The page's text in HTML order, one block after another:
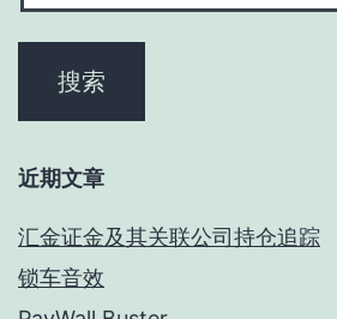
近期文章
汇金证金及其关联公司持仓追踪
锁车音效